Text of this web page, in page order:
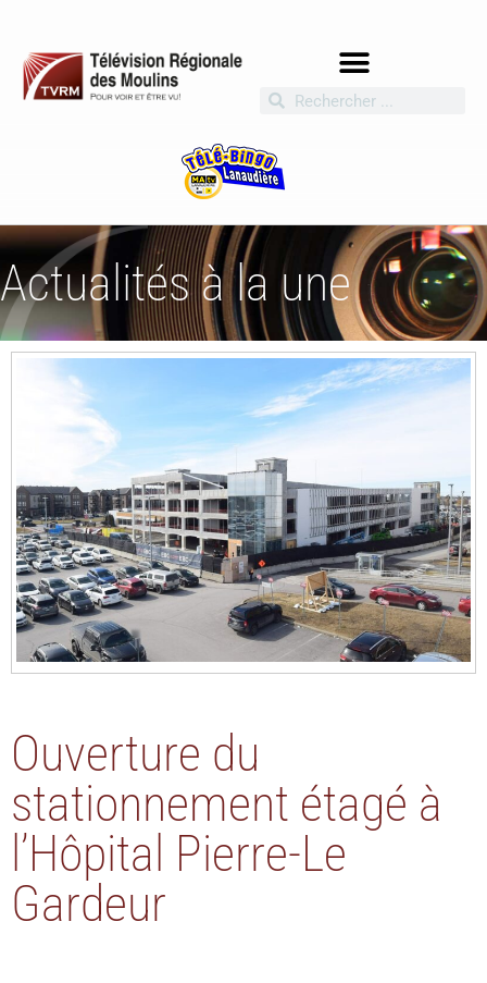
Actualités à la une
Ouverture du
stationnement étagé à
l’Hôpital Pierre-Le
Gardeur